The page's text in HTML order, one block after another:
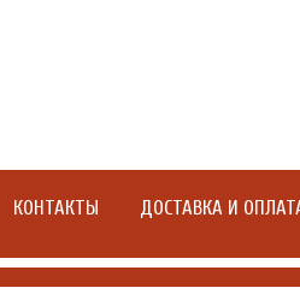
КОНТАКТЫ ДОСТАВКА И